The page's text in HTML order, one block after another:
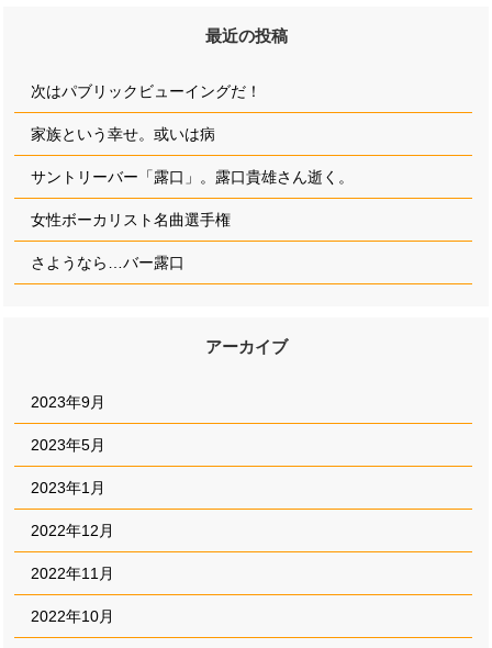
最近の投稿
次はパブリックビューイングだ！
家族という幸せ。或いは病
サントリーバー「露口」。露口貴雄さん逝く。
女性ボーカリスト名曲選手権
さようなら…バー露口
アーカイブ
2023年9月
2023年5月
2023年1月
2022年12月
2022年11月
2022年10月